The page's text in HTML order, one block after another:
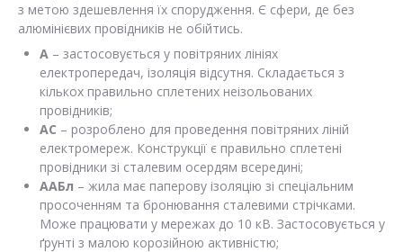
з метою здешевлення їх спорудження. Є сфери, де без
алюмінієвих провідників не обійтись.
А – застосовується у повітряних лініях
електропередач, ізоляція відсутня. Складається з
кількох правильно сплетених неізольованих
провідників;
АС – розроблено для проведення повітряних ліній
електромереж. Конструкції є правильно сплетені
провідники зі сталевим осердям всередині;
ААБл – жила має паперову ізоляцію зі спеціальним
просоченням та бронювання сталевими стрічками.
Може працювати у мережах до 10 кВ. Застосовується у
ґрунті з малою корозійною активністю;